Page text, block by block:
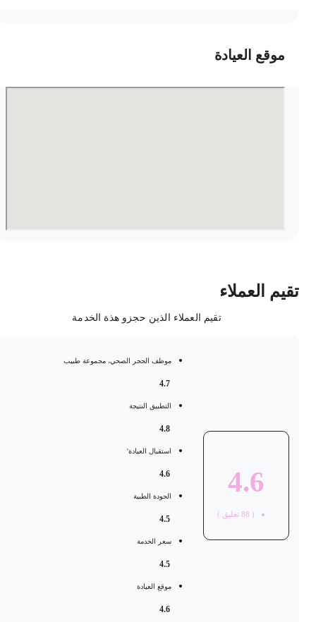
موقع العيادة
العملاء
تقيم العملاء الذين حجزو هذة الخدمة
4.6
88 تعليق )
موظف الحجر الصحي، مجموعة طبيب
التطبيق النتيجة
استقبال العيادة'
الجودة الطبية
سعر الخدمة
موقع العيادة